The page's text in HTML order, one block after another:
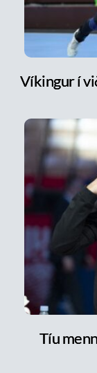
Víkingur í
Tíu